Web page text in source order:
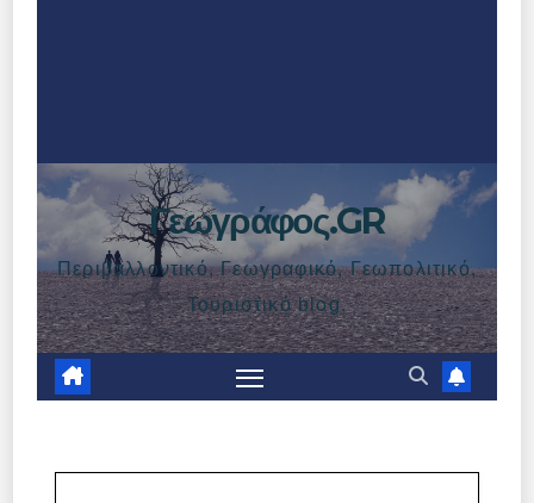
Γεωγράφος.GR
Περιβαλλοντικό, Γεωγραφικό, Γεωπολιτικό,
Τουριστικό blog.